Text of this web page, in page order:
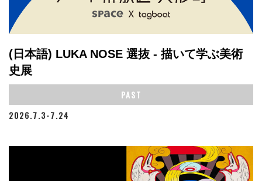
(日本語) LUKA NOSE 選抜 - 描いて学ぶ美術
史展
PAST
2026.7.3-7.24